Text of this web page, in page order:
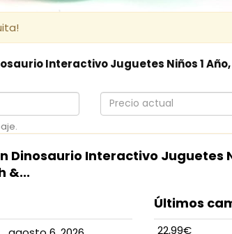
Interactivo Juguetes Niños 1
Precio
actual
Dinosaurio Interactivo Juguetes
&...
Últimos
22,99€